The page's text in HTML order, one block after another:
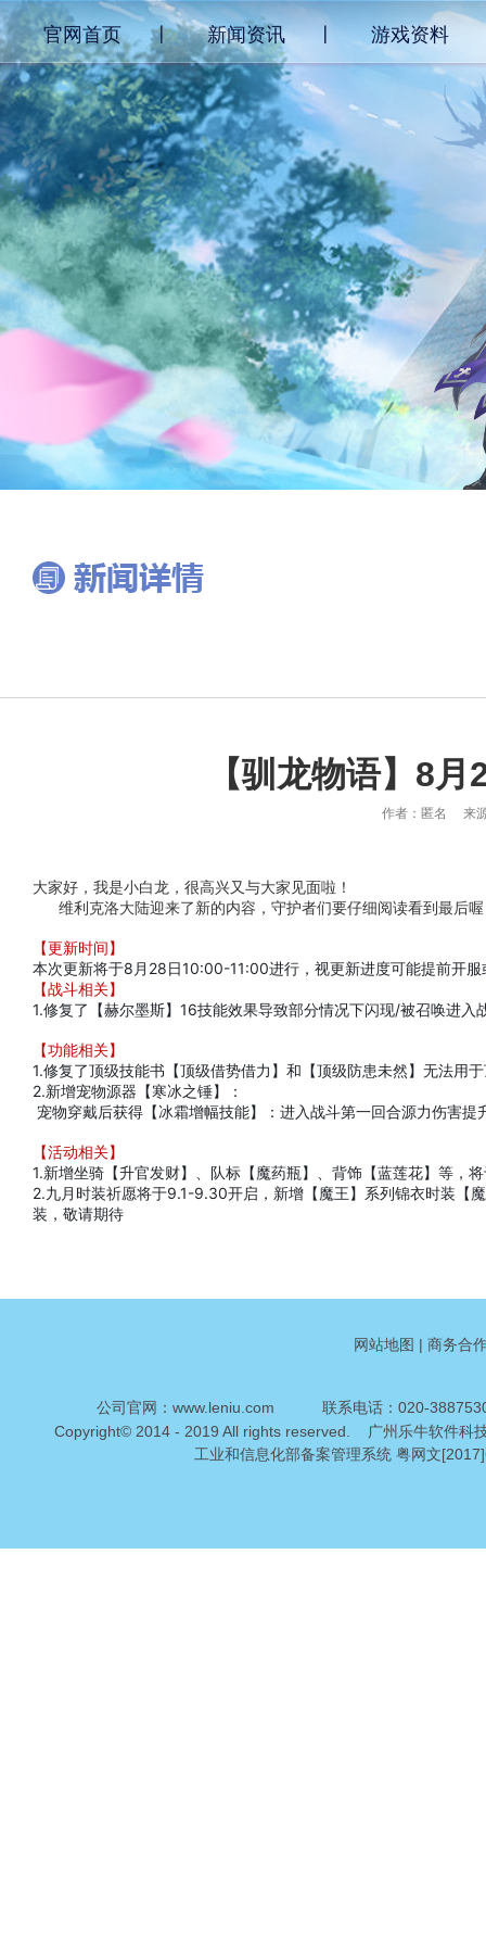
官网首页 新闻资讯 游戏资料
【驯龙物语】8
作者：匿名 来
大家好，我是小白龙，很高兴又与大家见面啦！
维利克洛大陆迎来了新的内容，守护者们要仔细阅读看到最后喔
【更新时间】
本次更新将于8月28日10:00-11:00进行，视更新进度可能提前开
【战斗相关】
1.修复了【赫尔墨斯】16技能效果导致部分情况下闪现/被召唤进
【功能相关】
1.修复了顶级技能书【顶级借势借力】和【顶级防患未然】无法用
2.新增宠物源器【寒冰之锤】：
宠物穿戴后获得【冰霜增幅技能】：进入战斗第一回合源力伤害提
【活动相关】
1.新增坐骑【升官发财】、队标【魔药瓶】、背饰【蓝莲花】等，
2.九月时装祈愿将于9.1-9.30开启，新增【魔王】系列锦衣时装【
装，敬请期待
网站地图 | 商务合
公司官网：www.leniu.com
联系电话：020-
Copyright© 2014 - 2019 All rights reserved. 广州乐牛软件
工业和信息化部备案管理系统 粤网文